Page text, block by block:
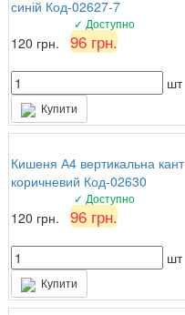
синій Код-02627-7
✓ Доступно
120 грн. 96 грн.
шт
Купити
Кишеня А4 вертикальна кант
коричневий Код-02630
✓ Доступно
120 грн. 96 грн.
шт
Купити